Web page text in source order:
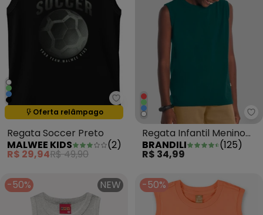
Malwee Kids - Regata Soccer
Oferta relâmpago
Termina em:03:35:29
Regata Soccer Preto
MALWEE KIDS
(2)
R$ 29,94R$ 49,90
Regata Infantil Menino
em Meia Malha Verde
BRANDILI (125)
R$ 34,99
-50% NEW -50%